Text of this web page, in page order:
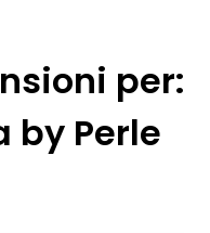
per:
by Perle